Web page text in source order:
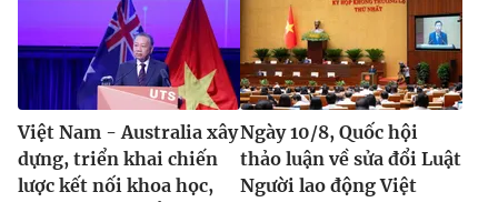
Việt Nam - Australia xây
dựng, triển khai chiến
lược kết nối khoa học,
Ngày 10/8, Quốc hội
thảo luận về sửa đổi Luật
Người lao động Việt